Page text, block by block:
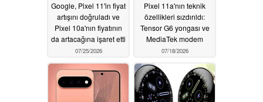
Google, Pixel 11'in fiyat
artışını doğruladı ve
Pixel 10a'nın fiyatının
da artacağına işaret etti
07/25/2026
Pixel 11a'nın teknik
özellikleri sızdırıldı:
Tensor G6 yongası ve
MediaTek modem
07/18/2026